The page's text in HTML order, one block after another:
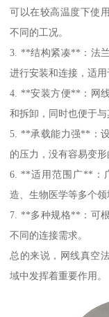
可以在较高温度下使
不同的工况。
3. **结构紧凑**：法
进行安装和连接，适用
4. **安装方便**：网
和拆卸，同时也便于与
5. **承载能力强**：
的压力，没有容易变形
6. **适用范围广**：
造、生物医学等多个领
7. **多种规格**：可
不同的连接需求。
总的来说，网线真空
域中发挥着重要作用。